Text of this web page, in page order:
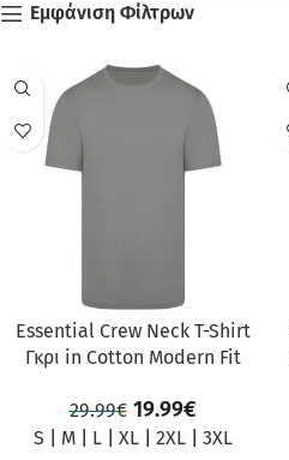
Εμφάνιση Φίλτρων
ΠΡΟΣΦΟΡΆ
Essential Crew Neck T-Shirt
Γκρι in Cotton Modern Fit
29.99€ 19.99€
S M| L| XL| 2XL| 3XL